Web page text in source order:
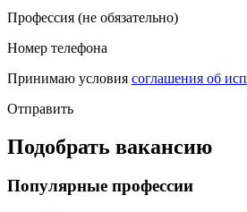
Профессия (не обязательно)
Номер телефона
Принимаю условия соглашения об
Отправить
Подобрать вакансию
Популярные профессии